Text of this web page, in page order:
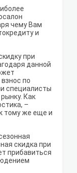
чему Вам
и
при
данной
по
специалисты
Как
–
тому же еще и
скидка при
прибавиться